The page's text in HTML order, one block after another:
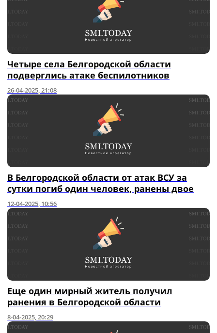
Четыре села Белгородской области
подверглись атаке беспилотников
26-04-2025, 21:08
В Белгородской области от атак ВСУ за
сутки погиб один человек, ранены двое
12-04-2025, 10:56
Еще один мирный житель получил
ранения в Белгородской области
8-04-2025, 20:29